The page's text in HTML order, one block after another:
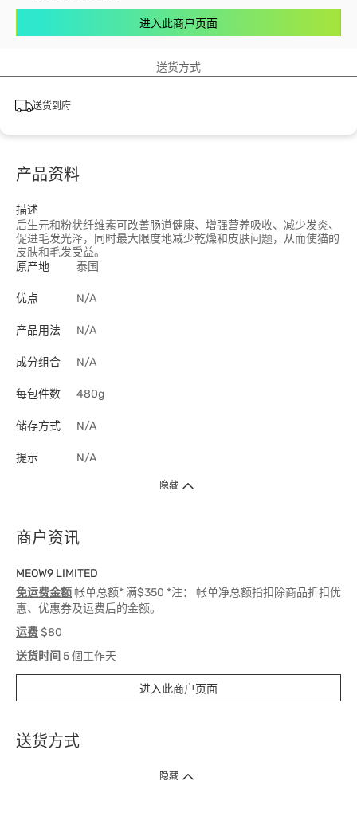
进入此商户页面
送货方式
送货到府
产品资料
描述
后生元和粉状纤维素可改善肠道健康、增强营养吸收、减少发炎、
促进毛发光泽，同时最大限度地减少乾燥和皮肤问题，从而使猫的
皮肤和毛发受益。
原产地
泰国
优点 N/A
产品用法 N/A
成分组合 N/A
每包件数 480g
储存方式 N/A
提示 N/A
隐藏
商户资讯
MEOW9 LIMITED
免运费金额帐单总额* 满$350 *注： 帐单净总额指扣除商品折扣优
惠、优惠券及运费后的金额。
运费$80
送货时间 5 個工作天
进入此商户页面
送货方式
1. 送货到府（受卫生署条例规管产品除外 ）
隐藏